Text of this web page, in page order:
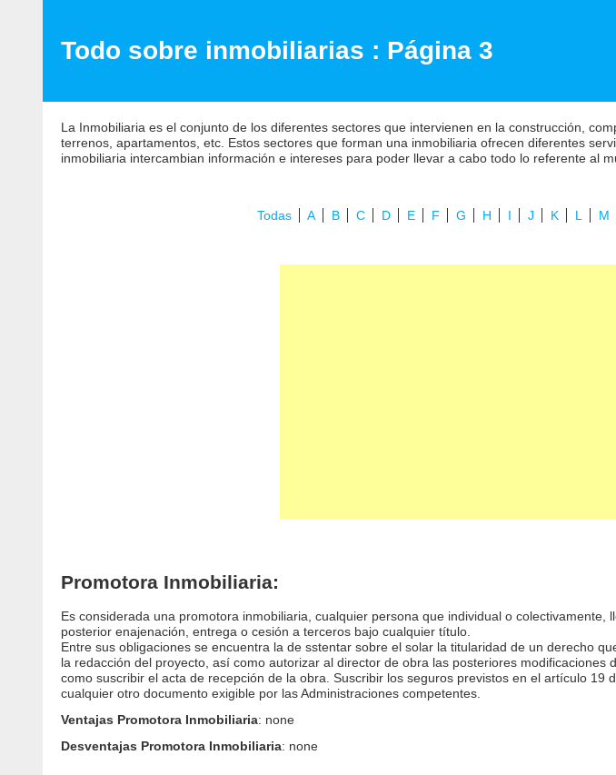
Todo sobre inmobiliarias : Página 3
La Inmobiliaria es el conjunto de los diferentes sectores que intervienen en la construcción,
terrenos, apartamentos, etc. Estos sectores que forman una inmobiliaria ofrecen diferentes
inmobiliaria intercambian información e intereses para poder llevar a cabo todo lo referente al
Todas A B C D E F G H I J K L M
Promotora Inmobiliaria:
Es considerada una promotora inmobiliaria, cualquier persona que individual o
posterior enajenación, entrega o cesión a terceros bajo cualquier título.
Entre sus obligaciones se encuentra la de sstentar sobre el solar la titularidad de un derecho
la redacción del proyecto, así como autorizar al director de obra las posteriores
como suscribir el acta de recepción de la obra. Suscribir los seguros previstos en el artículo
cualquier otro documento exigible por las Administraciones competentes.
Ventajas Promotora Inmobiliaria: none
Desventajas Promotora Inmobiliaria: none